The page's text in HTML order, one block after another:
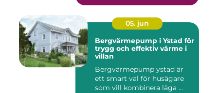
05. jun
Bergvärmepump i Ystad för
trygg och effektiv värme i
villan
Bergvärmepump ystad är
ett smart val för husägare
som vill kombinera låga ...